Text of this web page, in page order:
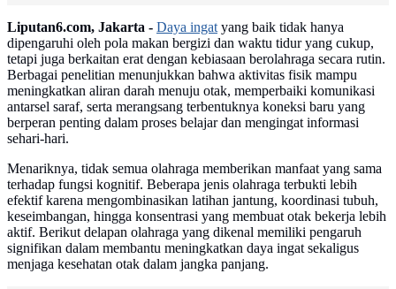
Liputan6.com, Jakarta - Daya ingatyang baik tidak hanya
dipengaruhi oleh pola makan bergizi dan waktu tidur yang cukup,
tetapi juga berkaitan erat dengan kebiasaan berolahraga secara rutin.
Berbagai penelitian menunjukkan bahwa aktivitas fisik mampu
meningkatkan aliran darah menuju otak, memperbaiki komunikasi
antarsel saraf, serta merangsang terbentuknya koneksi baru yang
berperan penting dalam proses belajar dan mengingat informasi
sehari-hari.
Menariknya, tidak semua olahraga memberikan manfaat yang sama
terhadap fungsi kognitif. Beberapa jenis olahraga terbukti lebih
efektif karena mengombinasikan latihan jantung, koordinasi tubuh,
keseimbangan, hingga konsentrasi yang membuat otak bekerja lebih
aktif. Berikut delapan olahraga yang dikenal memiliki pengaruh
signifikan dalam membantu meningkatkan daya ingat sekaligus
menjaga kesehatan otak dalam jangka panjang.